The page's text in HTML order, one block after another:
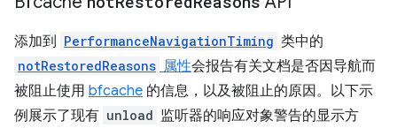
添加到 PerformanceNavigationTiming 类中的
notRestoredReasons 属性会报告有关文档是否因导航而
被阻止使用 bfcache 的信息，以及被阻止的原因。以下示
例展示了现有 unload 监听器的响应对象警告的显示方